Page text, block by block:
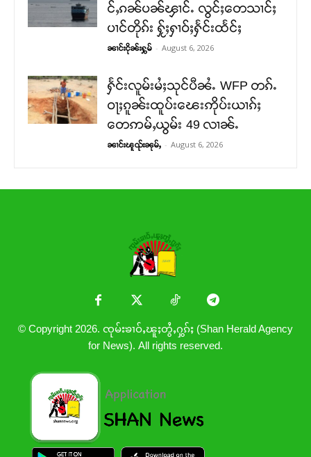
င်ႇၵၼ်ပၼ်ၾၢင်ႉ လွင်ႈတေသၢင်ႈ
ပၢင်တိုၵ်း ႁႂ်ႈႁၢဝ်ႈႁႅင်းထႅင်ႈ
ၼၢင်းငိုၼ်းႁွမ် - August 6, 2026
ႁႅင်းလူမ်းမႆႈသုင်ပီၼႆႉ WFP တၵ်ႉ
ဝႃႈၵူၼ်းထူပ်းၽေးဢိုပ်းယၢၵ်ႈ
တေဢမ်ႇယွမ်း 49 လၢၼ်ႉ
ၼၢင်းၽူၺ်းၼုမ်ႇ - August 6, 2026
© Copyright 2026. ၸုမ်းၶၢဝ်ႇၽူႈတွႆႇႁွၵ်ႈ (Shan Herald Agency
for News). All rights reserved.